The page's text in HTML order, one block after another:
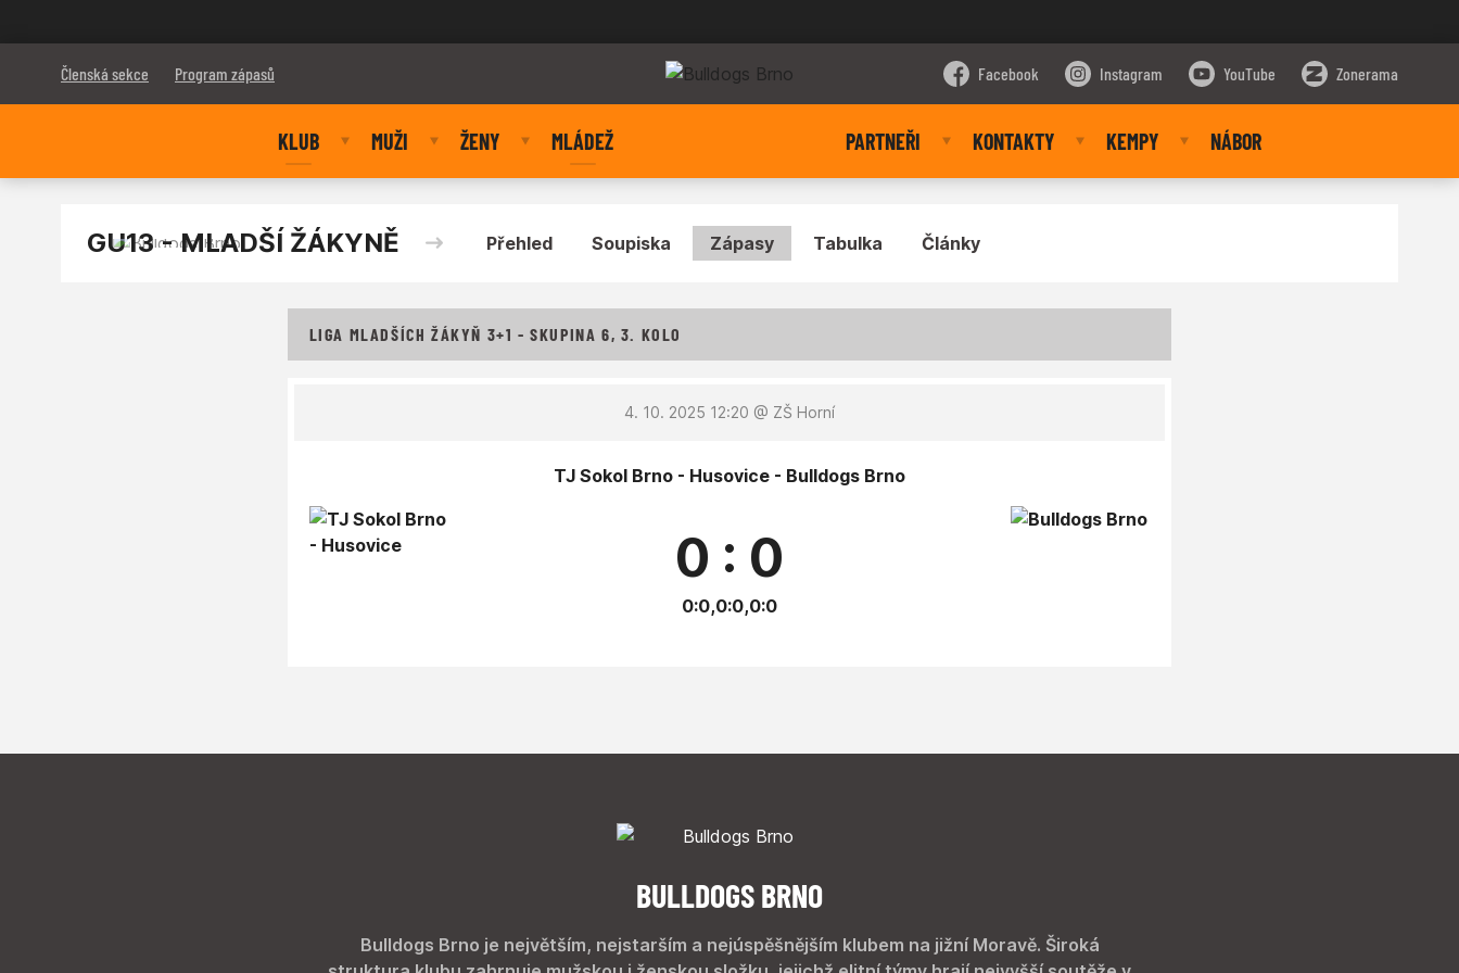
Členská sekce Program zápasů Facebook Instagram YouTube Zonerama
KLUB MUŽI ŽENY MLÁDEŽ PARTNEŘI KONTAKTY KEMPY NÁBOR
GU13 - MLADŠÍ ŽÁKYNĚ Přehled Soupiska Zápasy Tabulka Články
LIGA MLADŠÍCH ŽÁKYŇ 3+1 - SKUPINA 6, 3. KOLO
4. 10. 2025 12:20 @ ZŠ Horní
TJ Sokol Brno - Husovice - Bulldogs Brno
0 : 0
0:0,0:0,0:0
BULLDOGS BRNO
Bulldogs Brno je největším, nejstarším a nejúspěšnějším klubem na jižní Moravě. Široká